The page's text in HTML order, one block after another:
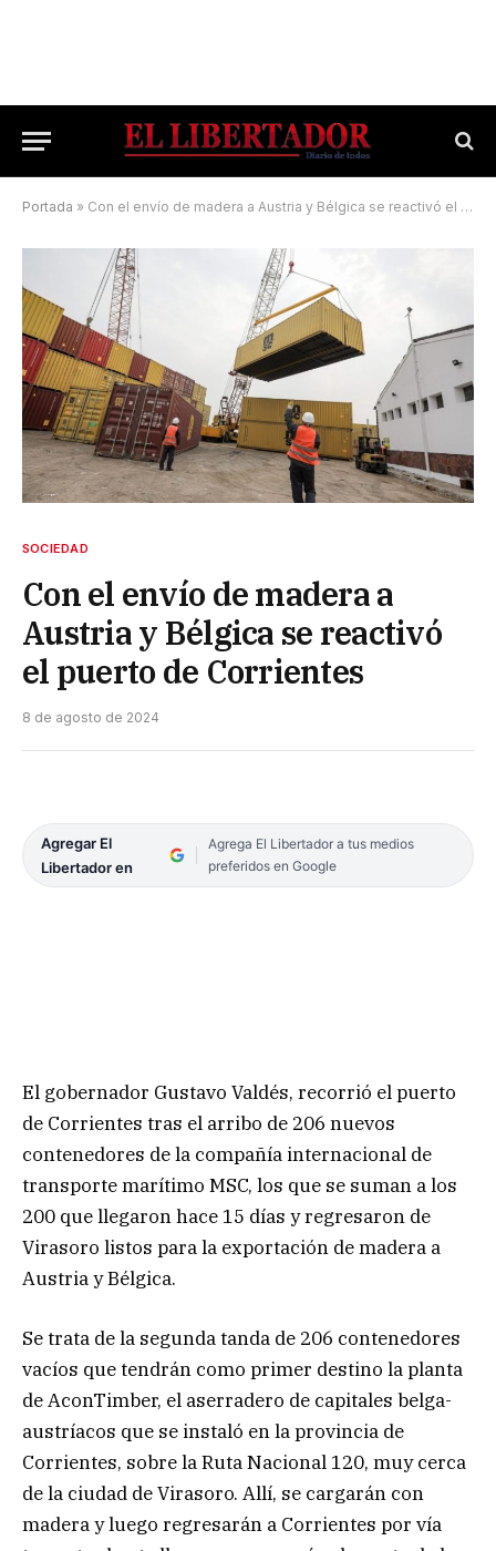
Portada » Con el envío de madera a Austria y Bélgica se reactivó el puerto de Corrientes
SOCIEDAD
Con el envío de madera a
Austria y Bélgica se reactivó
el puerto de Corrientes
8 de agosto de 2024
Agregar El
Libertador en
Agrega El Libertador a tus medios
preferidos en Google
El gobernador Gustavo Valdés, recorrió el puerto
de Corrientes tras el arribo de 206 nuevos
contenedores de la compañía internacional de
transporte marítimo MSC, los que se suman a los
200 que llegaron hace 15 días y regresaron de
Virasoro listos para la exportación de madera a
Austria y Bélgica.
Se trata de la segunda tanda de 206 contenedores
vacíos que tendrán como primer destino la planta
de AconTimber, el aserradero de capitales belga-
austríacos que se instaló en la provincia de
Corrientes, sobre la Ruta Nacional 120, muy cerca
de la ciudad de Virasoro. Allí, se cargarán con
madera y luego regresarán a Corrientes por vía